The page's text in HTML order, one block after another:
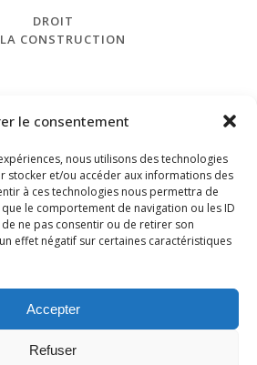
le consentement
nous utilisons des technologies
stocker et/ou accéder aux informations des
à ces technologies nous permettra de
le comportement de navigation ou les ID
ne pas consentir ou de retirer son
effet négatif sur certaines caractéristiques
Accepter
Refuser
DROIT
CONSTRUCTION
d’Avocats – 91 Rue de Miromesnil
T. 01.40.20.10.10
vial@dolla-vial.com